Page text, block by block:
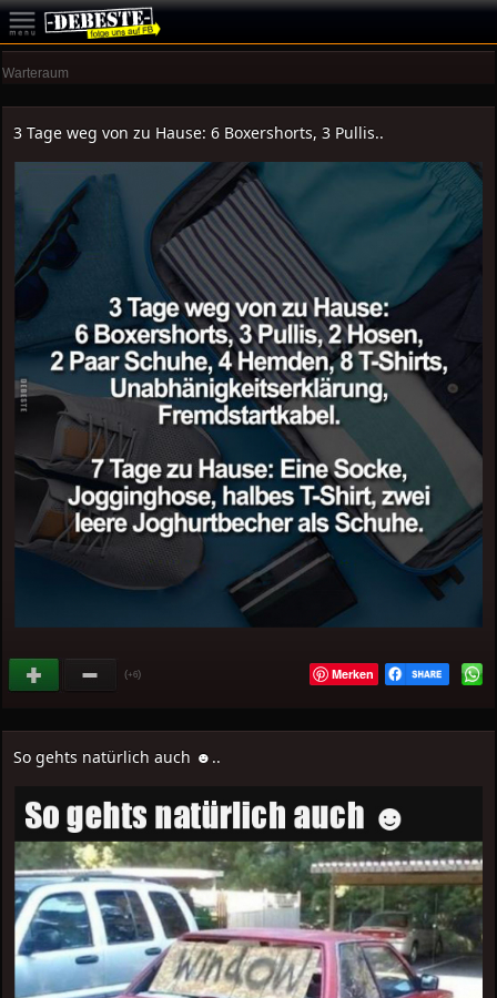
Warteraum
3 Tage weg von zu Hause: 6 Boxershorts, 3 Pullis..
(+6) Merken
So gehts natürlich auch ☻..